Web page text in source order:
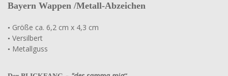
Bayern Wappen /Metall-Abzeichen
• Größe ca. 6,2 cm x 4,3 cm
• Versilbert
• Metallguss